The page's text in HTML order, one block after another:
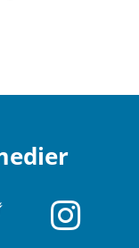
Twitter Instagram